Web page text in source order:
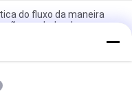
do fluxo da maneira
regulador de
G1/2"
retorno da válvula de